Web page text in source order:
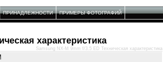
ПРИНАДЛЕЖНОСТИ ПРИМЕРЫ ФОТОГРАФИЙ
характеристика
Samsung NX-M 9mm f/3.5 ED Техническая характеристика